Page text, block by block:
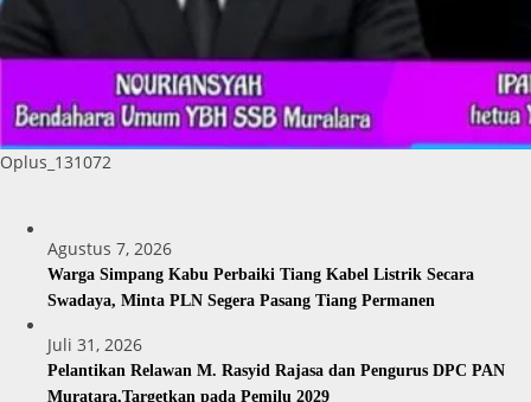
Oplus_131072
Agustus 7, 2026
Warga Simpang Kabu Perbaiki Tiang Kabel Listrik Secara
Swadaya, Minta PLN Segera Pasang Tiang Permanen
Juli 31, 2026
Pelantikan Relawan M. Rasyid Rajasa dan Pengurus DPC PAN
Muratara,Targetkan pada Pemilu 2029